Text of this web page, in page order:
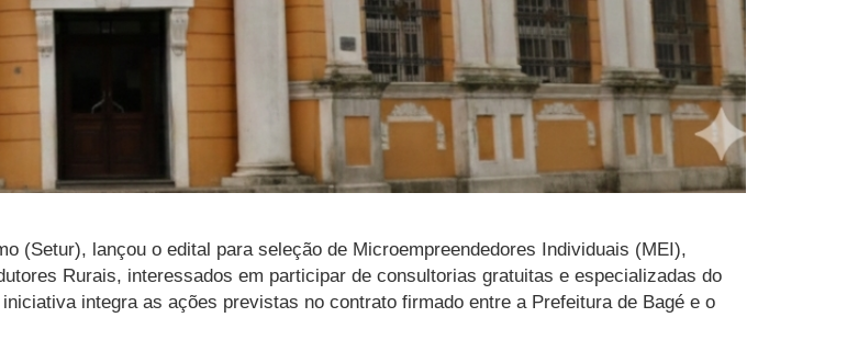
(Setur), lançou o edital para seleção de Microempreendedores Individuais (MEI),
Rurais, interessados em participar de consultorias gratuitas e especializadas do
integra as ações previstas no contrato firmado entre a Prefeitura de Bagé e o